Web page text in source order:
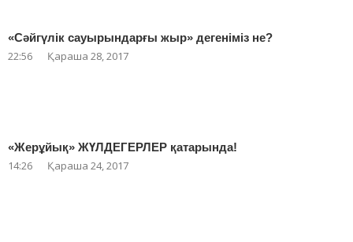
«Сәйгүлік сауырындарғы жыр» дегеніміз не?
22:56 Қараша 28, 2017
«Жерұйық» ЖҮЛДЕГЕРЛЕР қатарында!
14:26 Қараша 24, 2017